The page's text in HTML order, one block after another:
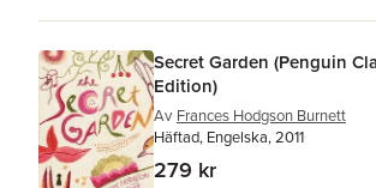
Secret Garden (Penguin
Edition)
Av Frances Hodgson Burnett
Häftad, Engelska, 2011
279 kr